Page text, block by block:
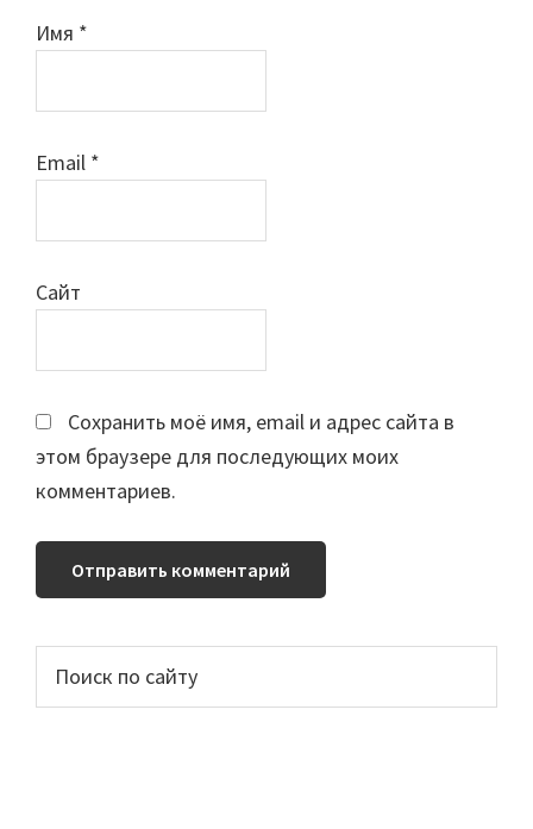
Имя *
Email *
Сайт
Сохранить моё имя, email и адрес сайта в
этом браузере для последующих моих
комментариев.
Основной
сайдбар